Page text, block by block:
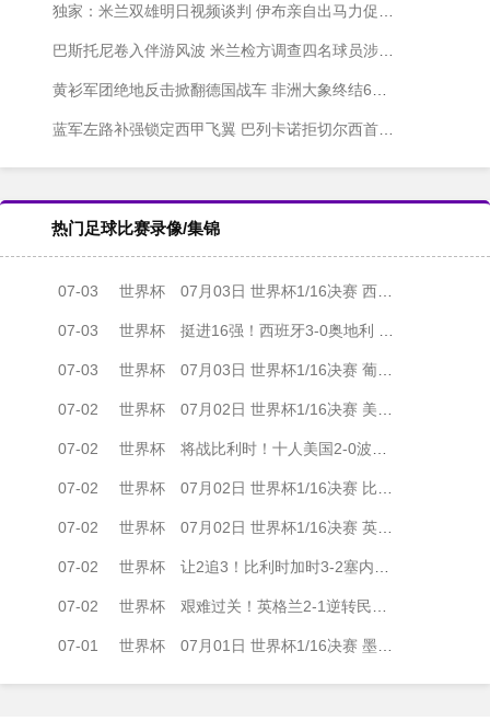
独家：米兰双雄明日视频谈判 伊布亲自出马力促利贝拉利回归
巴斯托尼卷入伴游风波 米兰检方调查四名球员涉性丑闻
黄衫军团绝地反击掀翻德国战车 非洲大象终结66年等待
蓝军左路补强锁定西甲飞翼 巴列卡诺拒切尔西首份报价
热门足球比赛录像/集锦
07-03 世界杯 07月03日 世界杯1/16决赛 西班牙vs奥地利 全场录像
07-03 世界杯 挺进16强！西班牙3-0奥地利 奥亚萨瓦尔双响库库两助+进球被吹
07-03 世界杯 07月03日 世界杯1/16决赛 葡萄牙vs克罗地亚 精彩片段
07-02 世界杯 07月02日 世界杯1/16决赛 美国vs波黑 全场录像
07-02 世界杯 将战比利时！十人美国2-0波黑晋级 巴洛贡破门+直红蒂尔曼任意球
07-02 世界杯 07月02日 世界杯1/16决赛 比利时vs塞内加尔 全场录像
07-02 世界杯 07月02日 世界杯1/16决赛 英格兰vs民主刚果 全场录像
07-02 世界杯 让2追3！比利时加时3-2塞内加尔 蒂莱曼斯内讧+绝平+压哨点射绝杀
07-02 世界杯 艰难过关！英格兰2-1逆转民主刚果晋级16强 凯恩双响+绝杀
07-01 世界杯 07月01日 世界杯1/16决赛 墨西哥vs厄瓜多尔 全场录像